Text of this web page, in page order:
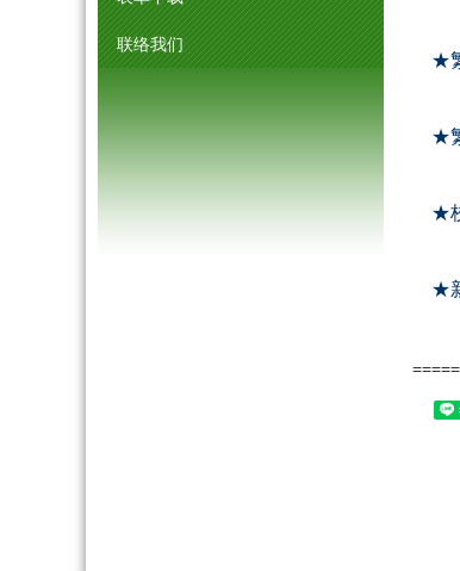
联络我们
★
★
★
★